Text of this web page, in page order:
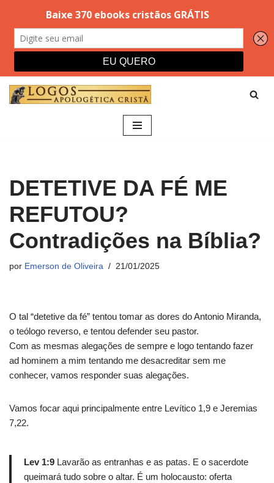
DETETIVE DA FÉ ME
REFUTOU?
Contradições na Bíblia?
por Emerson de Oliveira 21/01/2025
O tal “detetive da fé” tentou tomar as dores do Antonio Miranda,
o teólogo reverso, e tentou defender seu pastor.
Com as mesmas alegações de sempre e logo tentando fazer
ad hominem a mim tentando me desacreditar sem me
conhecer, vamos responder suas alegações.
Vamos focar aqui principalmente entre Levítico 1,9 e Jeremias
7,22.
Lev 1:9 Lavarão as entranhas e as patas. E o sacerdote
queimará tudo sobre o altar. É um holocausto: oferta